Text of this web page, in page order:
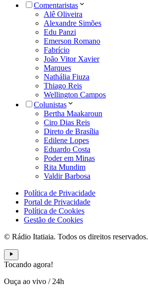
Comentaristas
Alê Oliveira
Alexandre Simões
Edu Panzi
Emerson Romano
Fabrício
João Vitor Xavier
Marques
Nathália Fiuza
Thiago Reis
Wellington Campos
Colunistas
Bertha Maakaroun
Ciro Dias Reis
Direto de Brasília
Edilene Lopes
Eduardo Costa
Poder em Minas
Rita Mundim
Valdir Barbosa
Política de Privacidade
Portal de Privacidade
Política de Cookies
Gestão de Cookies
© Rádio Itatiaia. Todos os direitos reservados.
Tocando agora!
Ouça ao vivo / 24h